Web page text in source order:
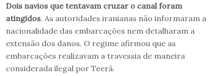
Dois navios que tentavam cruzar o canal foram
atingidos. As autoridades iranianas não informaram a
nacionalidade das embarcações nem detalharam a
extensão dos danos. O regime afirmou que as
embarcações realizavam a travessia de maneira
considerada ilegal por Teerã.